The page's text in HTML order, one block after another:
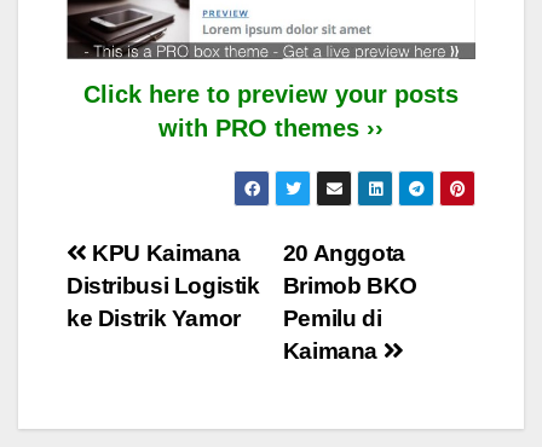
Click here to preview your posts
with PRO themes ››
Post
navigation
20 Anggota
Brimob BKO
Pemilu di
Kaimana
KPU Kaimana
Distribusi Logistik
ke Distrik Yamor